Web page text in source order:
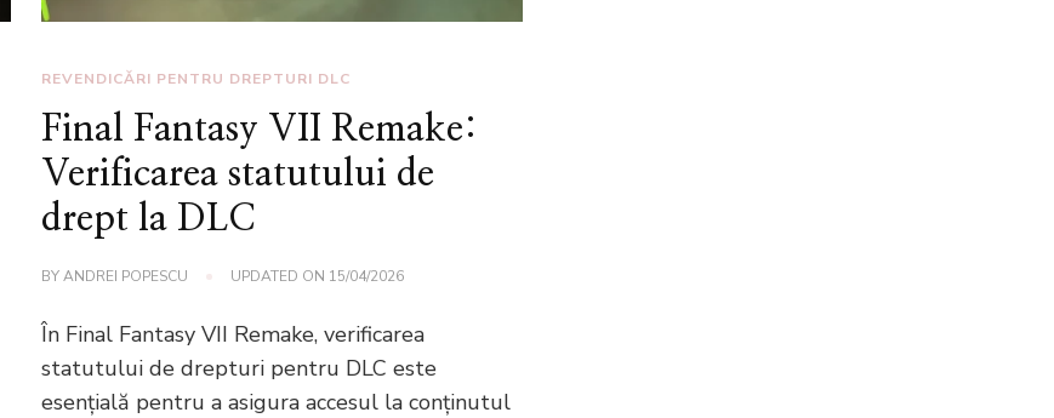
REVENDICĂRI PENTRU DREPTURI DLC
Final Fantasy VII Remake:
Verificarea statutului de
drept la DLC
BYANDREI POPESCU UPDATED ON 15/04/2026
În Final Fantasy VII Remake, verificarea
statutului de drepturi pentru DLC este
esențială pentru a asigura accesul la conținutul